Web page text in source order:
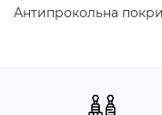
Антипрокольна